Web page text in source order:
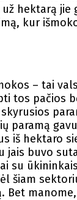
hektarą jie
kur
– tai
tos pačios
paramą
iš hektaro
jais buvo
su
šiam